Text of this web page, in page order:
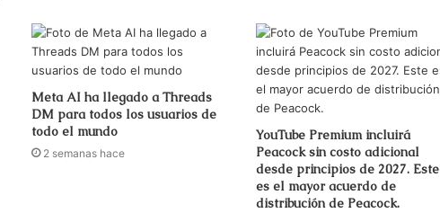
Meta AI ha llegado a Threads
DM para todos los usuarios de
todo el mundo
2 semanas hace
YouTube Premium incluirá
Peacock sin costo adicional
desde principios de 2027. Este
es el mayor acuerdo de
distribución de Peacock.